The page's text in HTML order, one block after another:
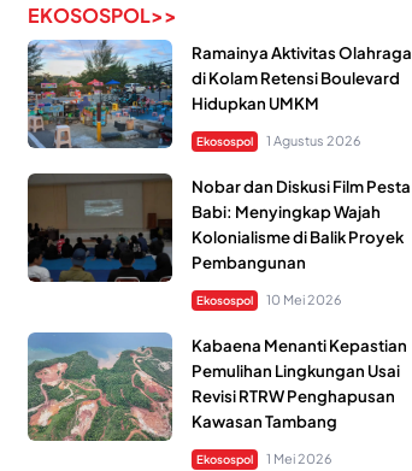
EKOSOSPOL>>
Ramainya Aktivitas Olahraga
di Kolam Retensi Boulevard
Hidupkan UMKM
Ekosospol 1 Agustus 2026
Nobar dan Diskusi Film Pesta
Babi: Menyingkap Wajah
Kolonialisme di Balik Proyek
Pembangunan
Ekosospol 10 Mei 2026
Kabaena Menanti Kepastian
Pemulihan Lingkungan Usai
Revisi RTRW Penghapusan
Kawasan Tambang
Ekosospol 1 Mei 2026